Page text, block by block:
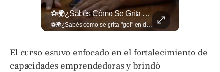
⚽🌍¿Sabés Cómo Se Grita "gol" En Distintos Rincones Del Mundo?
⚽🌍¿Sabés cómo se grita "gol" en distintos rincones del mundo? Descubrí cómo celebran la palabra más emocionante del fútbol en los países que disputan el Mundial 2026. Encuentra más en ➡️ eldiariodehoy.com #Deportes #Mundial2026
El curso estuvo enfocado en el fortalecimiento de
capacidades emprendedoras y brindó